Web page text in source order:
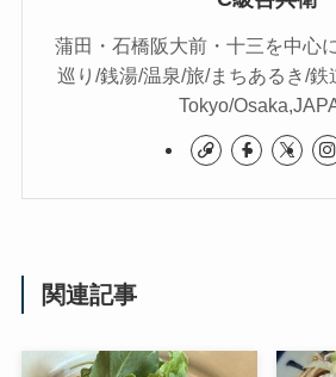
蒲田・石橋阪大前・十三を中心
巡り/銭湯/温泉/旅/まちあるき/鉄
Tokyo/
関連記事